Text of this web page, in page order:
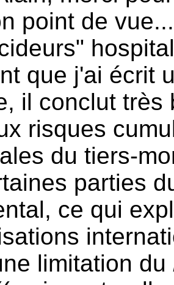
point de
que j'ai écrit
il conclut très
risques
du tiers-
parties
ce qui
limitation du